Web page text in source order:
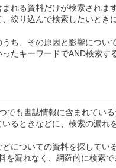
れる資料だけが検索されます
絞り込んで検索したいとき
ち、その原因と影響につい
たキーワードでAND検索す
でも書誌情報に含まれている
るときなどに、検索の漏れ
についての資料を探してい
漏れなく、網羅的に検索で